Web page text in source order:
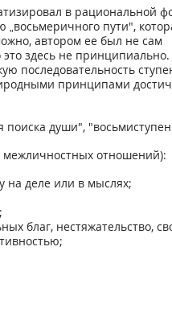
в рациональной
пути",
автором ее был не сам
здесь не принципиально.
последовательность
принципами
души",
отношений):
на деле или в мыслях;
благ, нестяжательство,